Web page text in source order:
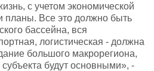
с учетом экономической
планы. Все это должно быть
бассейна, вся
логистическая - должна
большого макрорегиона,
будут основными», -